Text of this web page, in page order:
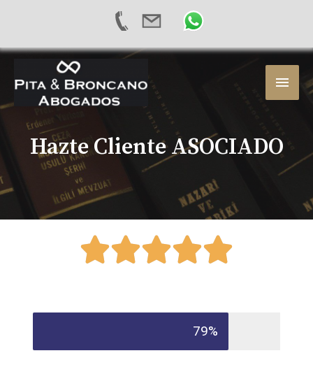
Hazte Cliente ASOCIADO

79%